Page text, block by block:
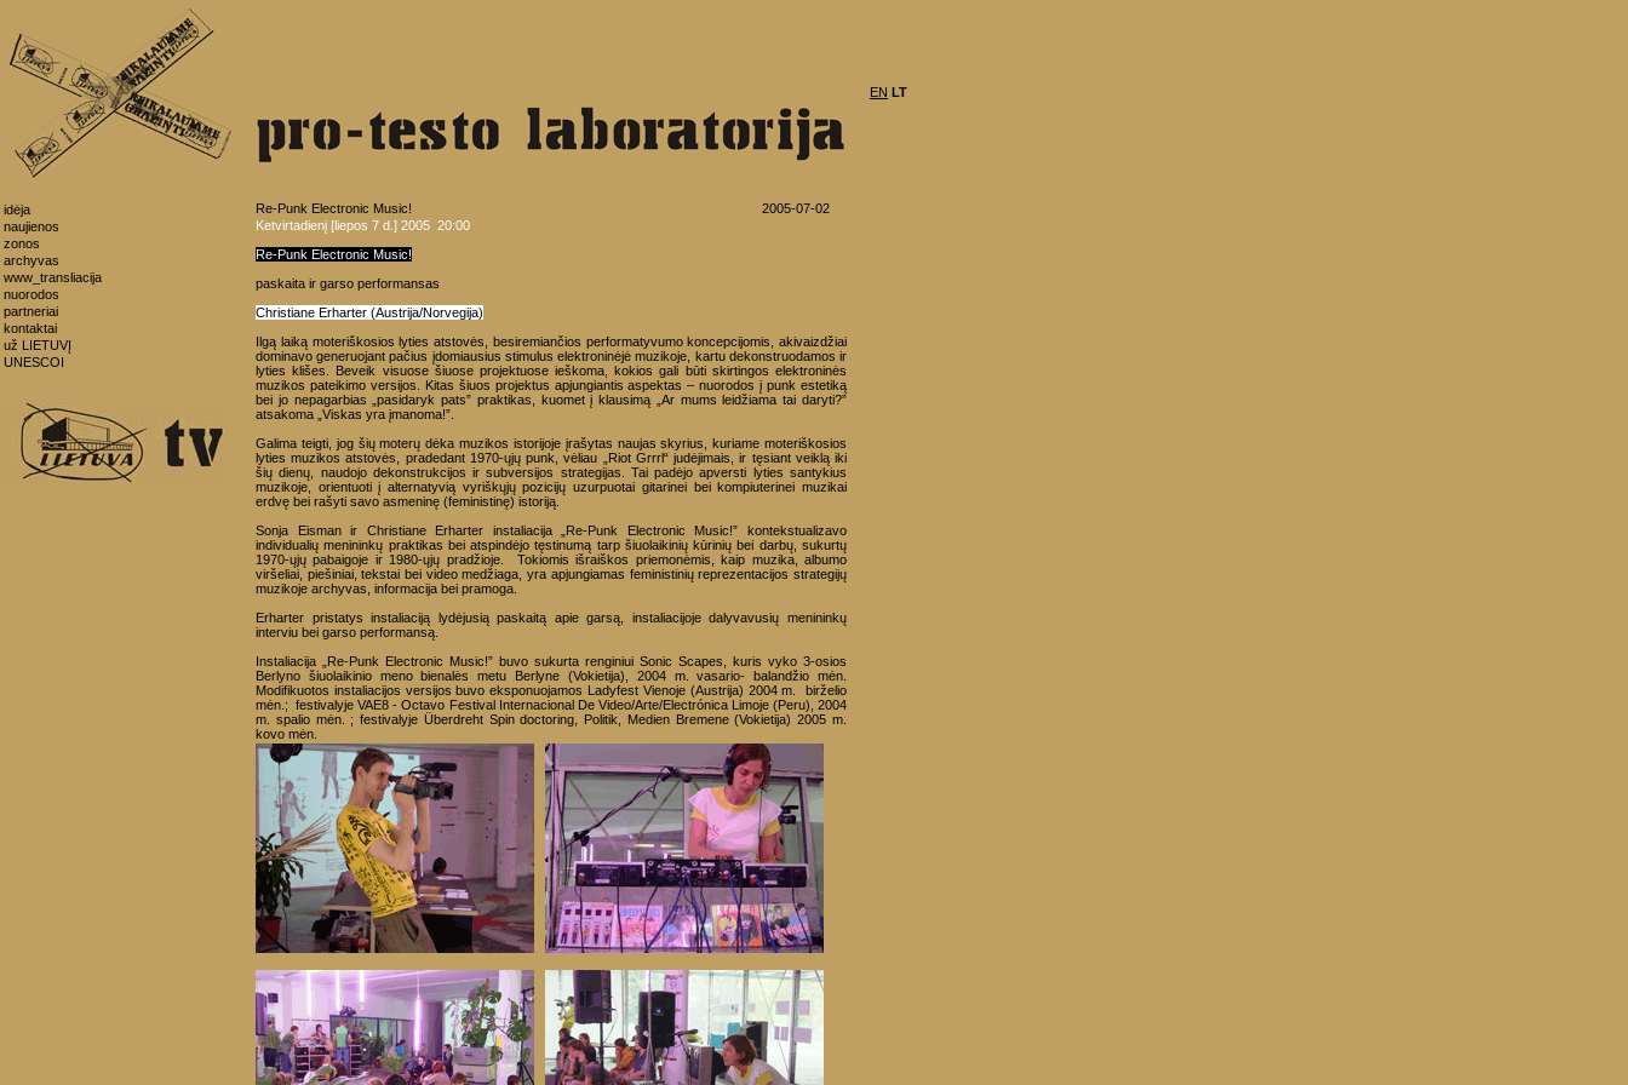
EN LT
idėja
naujienos
zonos
archyvas
www_transliacija
nuorodos
partneriai
kontaktai
už LIETUVĮ
UNESCOI
Re-Punk Electronic Music!
2005-07-02
Ketvirtadienį [liepos 7 d.] 2005 20:00
Re-Punk Electronic Music!
paskaita ir garso performansas
Christiane Erharter (Austrija/Norvegija)
Ilgą laiką moteriškosios lyties atstovės, besiremiančios performatyvumo koncepcijomis, akivaizdžiai
dominavo generuojant pačius įdomiausius stimulus elektroninėjė muzikoje, kartu dekonstruodamos ir
lyties klišes. Beveik visuose šiuose projektuose ieškoma, kokios gali būti skirtingos elektroninės
muzikos pateikimo versijos. Kitas šiuos projektus apjungiantis aspektas – nuorodos į punk estetiką
bei jo nepagarbias „pasidaryk pats” praktikas, kuomet į klausimą „Ar mums leidžiama tai daryti?”
atsakoma „Viskas yra įmanoma!”.
Galima teigti, jog šių moterų dėka muzikos istorijoje įrašytas naujas skyrius, kuriame moteriškosios
lyties muzikos atstovės, pradedant 1970-ųjų punk, vėliau „Riot Grrrl“ judėjimais, ir tęsiant veiklą iki
šių dienų, naudojo dekonstrukcijos ir subversijos strategijas. Tai padėjo apversti lyties santykius
muzikoje, orientuoti į alternatyvią vyriškųjų pozicijų uzurpuotai gitarinei bei kompiuterinei muzikai
erdvę bei rašyti savo asmeninę (feministinę) istoriją.
Sonja Eisman ir Christiane Erharter instaliacija „Re-Punk Electronic Music!” kontekstualizavo
individualių menininkų praktikas bei atspindėjo tęstinumą tarp šiuolaikinių kūrinių bei darbų, sukurtų
1970-ųjų pabaigoje ir 1980-ųjų pradžioje. Tokiomis išraiškos priemonėmis, kaip muzika, albumo
viršeliai, piešiniai, tekstai bei video medžiaga, yra apjungiamas feministinių reprezentacijos strategijų
muzikoje archyvas, informacija bei pramoga.
Erharter pristatys instaliaciją lydėjusią paskaitą apie garsą, instaliacijoje dalyvavusių menininkų
interviu bei garso performansą.
Instaliacija „Re-Punk Electronic Music!” buvo sukurta renginiui Sonic Scapes, kuris vyko 3-osios
Berlyno šiuolaikinio meno bienalės metu Berlyne (Vokietija), 2004 m. vasario- balandžio mėn.
Modifikuotos instaliacijos versijos buvo eksponuojamos Ladyfest Vienoje (Austrija) 2004 m. birželio
mėn.; festivalyje VAE8 - Octavo Festival Internacional De Video/Arte/Electrónica Limoje (Peru), 2004
m. spalio mėn. ; festivalyje Überdreht Spin doctoring, Politik, Medien Bremene (Vokietija) 2005 m.
kovo mėn.